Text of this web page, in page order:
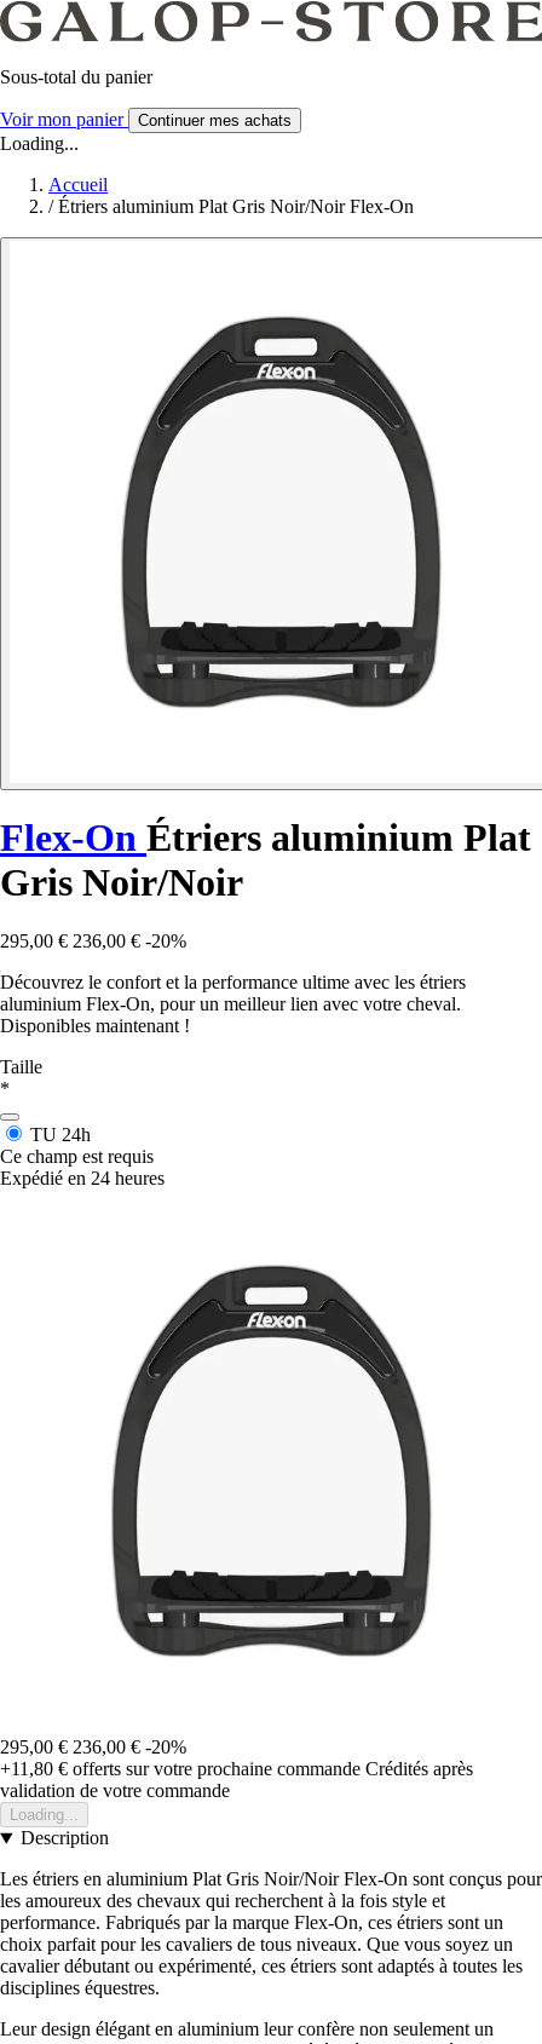
Sous-total du panier
Voir mon panier Continuer mes achats
Loading...
Accueil
/ Étriers aluminium Plat Gris Noir/Noir Flex-On
Flex-On Étriers aluminium Plat
Gris Noir/Noir
295,00 € 236,00 € -20%
Découvrez le confort et la performance ultime avec les étriers
aluminium Flex-On, pour un meilleur lien avec votre cheval.
Disponibles maintenant !
Taille
*
TU 24h
Ce champ est requis
Expédié en 24 heures
295,00 € 236,00 € -20%
+11,80 € offerts sur votre prochaine commande Crédités après
validation de votre commande
Loading...
Description
Les étriers en aluminium Plat Gris Noir/Noir Flex-On sont conçus pour
les amoureux des chevaux qui recherchent à la fois style et
performance. Fabriqués par la marque Flex-On, ces étriers sont un
choix parfait pour les cavaliers de tous niveaux. Que vous soyez un
cavalier débutant ou expérimenté, ces étriers sont adaptés à toutes les
disciplines équestres.
Leur design élégant en aluminium leur confère non seulement un